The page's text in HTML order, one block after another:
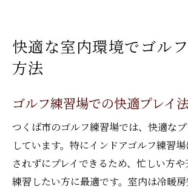
快適な室内環境でゴル
方法
ゴルフ練習場での快適プレイ
つくば市のゴルフ練習場では、快適な
しています。特にインドアゴルフ練習
されずにプレイできるため、忙しい方
練習したい方に最適です。室内は冷暖